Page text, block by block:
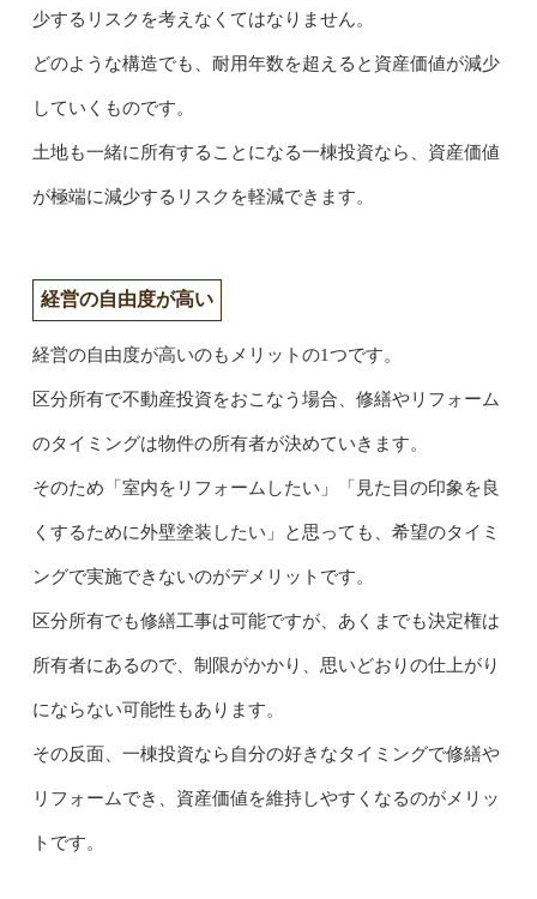
少するリスクを考えなくてはなりません。
どのような構造でも、耐用年数を超えると資産価値が減少
していくものです。
土地も一緒に所有することになる一棟投資なら、資産価値
が極端に減少するリスクを軽減できます。
経営の自由度が高い
経営の自由度が高いのもメリットの1つです。
区分所有で不動産投資をおこなう場合、修繕やリフォーム
のタイミングは物件の所有者が決めていきます。
そのため「室内をリフォームしたい」「見た目の印象を良
くするために外壁塗装したい」と思っても、希望のタイミ
ングで実施できないのがデメリットです。
区分所有でも修繕工事は可能ですが、あくまでも決定権は
所有者にあるので、制限がかかり、思いどおりの仕上がり
にならない可能性もあります。
その反面、一棟投資なら自分の好きなタイミングで修繕や
リフォームでき、資産価値を維持しやすくなるのがメリッ
トです。